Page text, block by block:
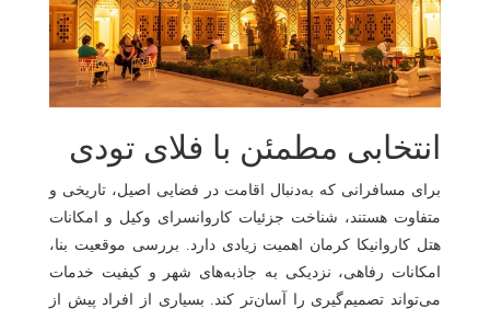
انتخابی مطمئن با فلای‌ تودی
برای مسافرانی که به‌دنبال اقامت در فضایی اصیل، تاریخی و
متفاوت هستند، شناخت جزئیات کاروانسرای وکیل و امکانات
هتل کاروانیکا کرمان اهمیت زیادی دارد. بررسی موقعیت بنا،
امکانات رفاهی، نزدیکی به جاذبه‌های شهر و کیفیت خدمات
می‌تواند تصمیم‌گیری را آسان‌تر کند. بسیاری از افراد پیش از